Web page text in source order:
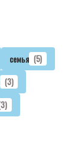
семья (5)
(3)